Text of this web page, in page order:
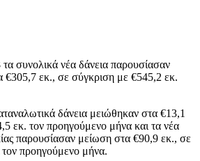
συνολικά νέα δάνεια παρουσίασαν
€305,7 εκ., σε σύγκριση με €545,2 εκ.
δάνεια μειώθηκαν στα €13,1
εκ. τον προηγούμενο μήνα και τα νέα
παρουσίασαν μείωση στα €90,9 εκ., σε
προηγούμενο μήνα.